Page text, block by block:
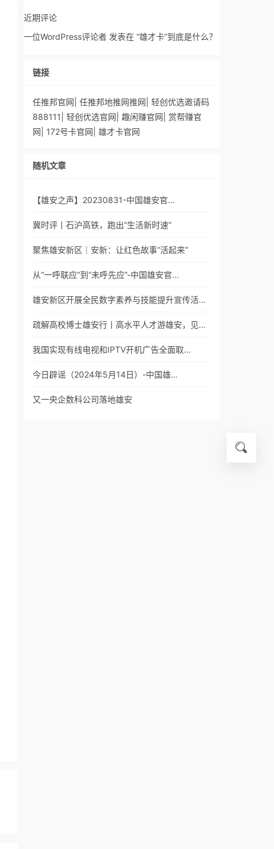
近期评论
一位WordPress评论者 发表在 “雄才卡”到底是什么？
链接
任推邦官网 任推邦地推网推网 轻创优选邀请码
888111
轻创优选官网 趣闲赚官网
赏帮赚官
网
172号卡官网 雄才卡官网
随机文章
【雄安之声】20230831-中国雄安官…
冀时评丨石沪高铁，跑出“生活新时速”
聚焦雄安新区｜安新：让红色故事“活起来”
从“一呼联应”到“未呼先应”-中国雄安官…
雄安新区开展全民数字素养与技能提升宣传活…
疏解高校博士雄安行丨高水平人才游雄安，见…
我国实现有线电视和IPTV开机广告全面取…
今日辟谣（2024年5月14日）-中国雄…
又一央企数科公司落地雄安